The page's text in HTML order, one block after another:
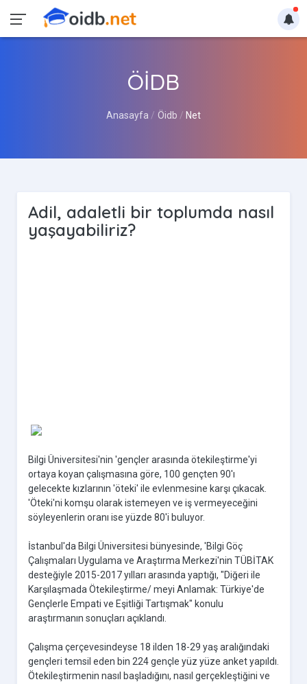
ÖİDB
Anasayfa Öidb Net
Adil, adaletli bir toplumda nasıl
yaşayabiliriz?
Bilgi Üniversitesi'nin 'gençler arasında ötekileştirme'yi
ortaya koyan çalışmasına göre, 100 gençten 90'ı
gelecekte kızlarının 'öteki' ile evlenmesine karşı çıkacak.
'Öteki'ni komşu olarak istemeyen ve iş vermeyeceğini
söyleyenlerin oranı ise yüzde 80'i buluyor.
İstanbul'da Bilgi Üniversitesi bünyesinde, 'Bilgi Göç
Çalışmaları Uygulama ve Araştırma Merkezi'nin TÜBİTAK
desteğiyle 2015-2017 yılları arasında yaptığı, "Diğeri ile
Karşılaşmada Ötekileştirme/ meyi Anlamak: Türkiye'de
Gençlerle Empati ve Eşitliği Tartışmak" konulu
araştırmanın sonuçları açıklandı.
Çalışma çerçevesindeyse 18 ilden 18-29 yaş aralığındaki
gençleri temsil eden bin 224 gençle yüz yüze anket yapıldı.
Ötekileştirmenin nasıl başladığını, nasıl gerçekleştiğini ve